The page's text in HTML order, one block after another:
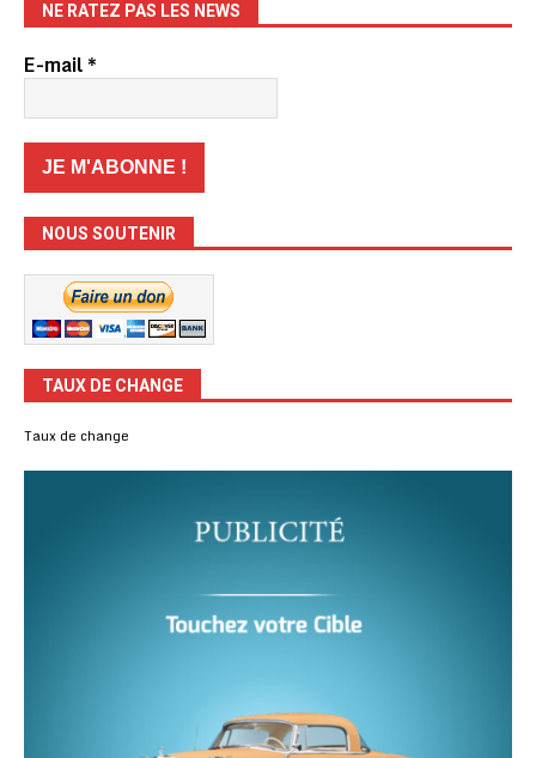
NE RATEZ PAS LES NEWS
E-mail*
NOUS SOUTENIR
TAUX DE CHANGE
Taux de change